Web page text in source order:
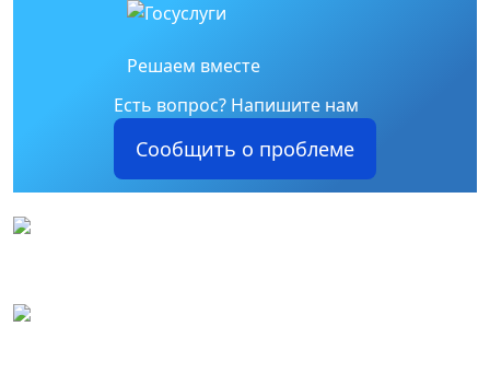
Решаем вместе
Есть вопрос? Напишите нам
Сообщить о проблеме